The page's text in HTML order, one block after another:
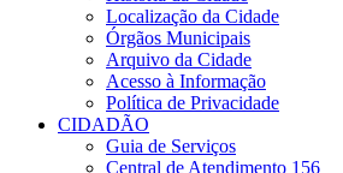
Localização da Cidade
Órgãos Municipais
Arquivo da Cidade
Acesso à Informação
Política de Privacidade
CIDADÃO
Guia de Serviços
Central de Atendimento 156